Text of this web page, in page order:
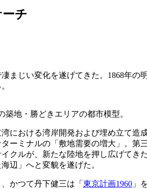
チ
まじい変化を遂げてきた。1868年
築地・勝どきエリアの都市模型。
における湾岸開発および埋め立て
ーミナルの「敷地需要の増大」。
イクルが、新たな陸地を押し広げて
辺」へと変貌を遂げた。
かつて丹下健三は「 東京計画1960 」